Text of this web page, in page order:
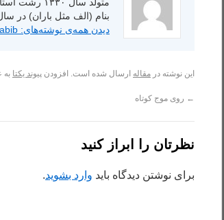
بنام (الف مثل باران) در سال ۱۳۸۴ در ایران توسط انتشارات شاعر
دیدن همه‌ی نوشته‌های: Habib
این نوشته در مقاله ارسال شده است. افزودن پیوند یکتا به
← روی موج کوتاه
نظرتان را ابراز کنید
برای نوشتن دیدگاه باید وارد بشوید.